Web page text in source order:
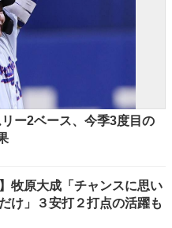
ー2ベース、今季3度目の
牧原大成「チャンスに思い
け」３安打２打点の活躍も